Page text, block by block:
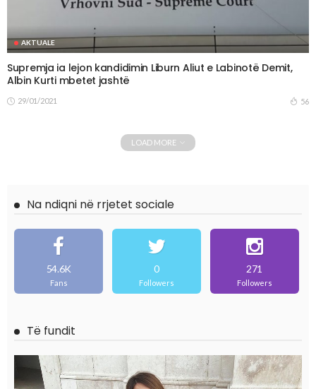
AKTUALE
Supremja ia lejon kandidimin Liburn Aliut e Labinotë Demit,
Albin Kurti mbetet jashtë
29/01/2021 56
LOAD MORE
Na ndiqni në rrjetet sociale
54.6K
Fans
0
Followers
271
Followers
Të fundit